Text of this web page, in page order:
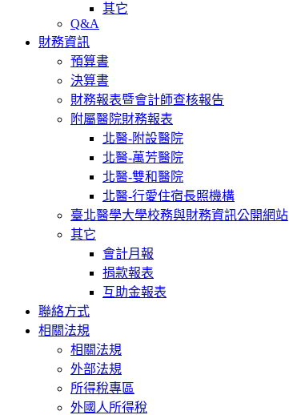
其它
Q&A
財務資訊
預算書
決算書
財務報表暨會計師查核報告
附屬醫院財務報表
北醫-附設醫院
北醫-萬芳醫院
北醫-雙和醫院
北醫-行愛住宿長照機構
臺北醫學大學校務與財務資訊公開網站
其它
會計月報
捐款報表
互助金報表
聯絡方式
相關法規
相關法規
外部法規
所得稅專區
外國人所得稅